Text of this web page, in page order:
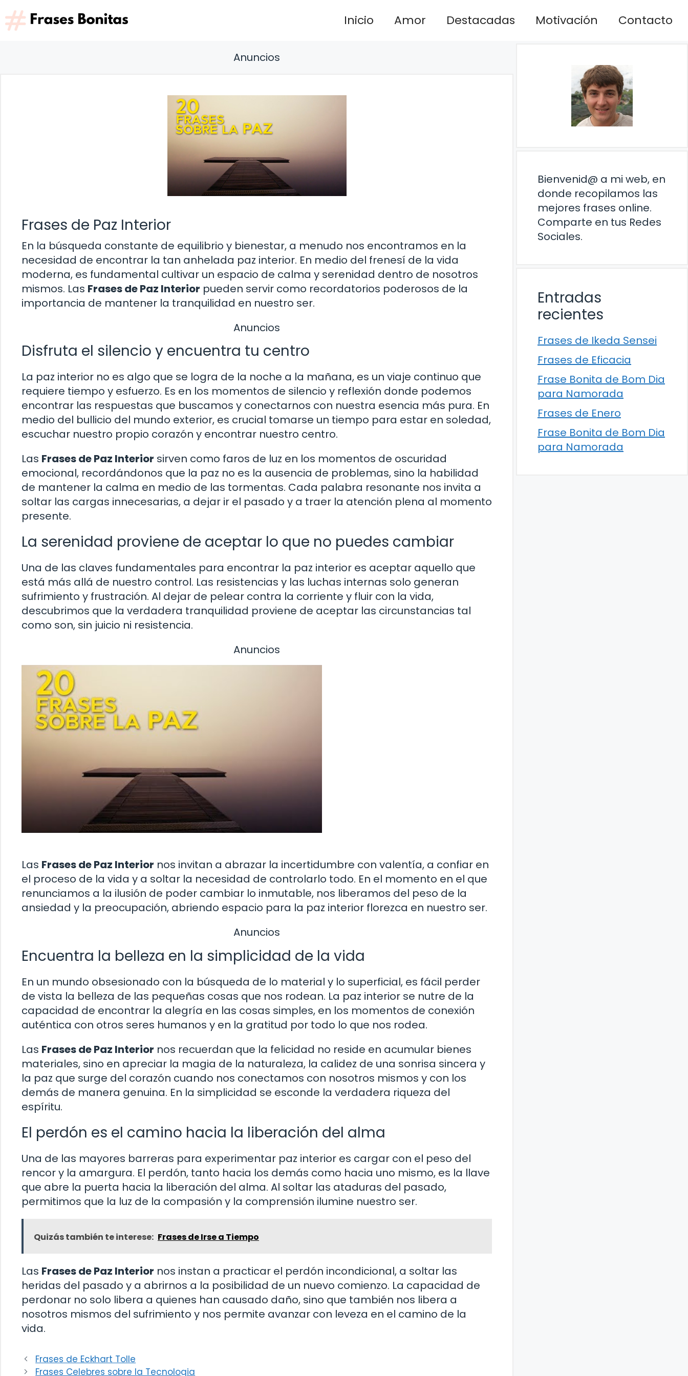
Saltar
al
contenido
Inicio Amor Destacadas Motivación Contacto
Anuncios
Frases de Paz Interior
En la búsqueda constante de equilibrio y bienestar, a menudo nos encontramos en la
necesidad de encontrar la tan anhelada paz interior. En medio del frenesí de la vida
moderna, es fundamental cultivar un espacio de calma y serenidad dentro de nosotros
mismos. Las Frases de Paz Interior pueden servir como recordatorios poderosos de la
importancia de mantener la tranquilidad en nuestro ser.
Anuncios
Disfruta el silencio y encuentra tu centro
La paz interior no es algo que se logra de la noche a la mañana, es un viaje continuo que
requiere tiempo y esfuerzo. Es en los momentos de silencio y reflexión donde podemos
encontrar las respuestas que buscamos y conectarnos con nuestra esencia más pura. En
medio del bullicio del mundo exterior, es crucial tomarse un tiempo para estar en soledad,
escuchar nuestro propio corazón y encontrar nuestro centro.
Las Frases de Paz Interior sirven como faros de luz en los momentos de oscuridad
emocional, recordándonos que la paz no es la ausencia de problemas, sino la habilidad
de mantener la calma en medio de las tormentas. Cada palabra resonante nos invita a
soltar las cargas innecesarias, a dejar ir el pasado y a traer la atención plena al momento
presente.
La serenidad proviene de aceptar lo que no puedes cambiar
Una de las claves fundamentales para encontrar la paz interior es aceptar aquello que
está más allá de nuestro control. Las resistencias y las luchas internas solo generan
sufrimiento y frustración. Al dejar de pelear contra la corriente y fluir con la vida,
descubrimos que la verdadera tranquilidad proviene de aceptar las circunstancias tal
como son, sin juicio ni resistencia.
Anuncios
Las Frases de Paz Interior nos invitan a abrazar la incertidumbre con valentía, a confiar en
el proceso de la vida y a soltar la necesidad de controlarlo todo. En el momento en el que
renunciamos a la ilusión de poder cambiar lo inmutable, nos liberamos del peso de la
ansiedad y la preocupación, abriendo espacio para la paz interior florezca en nuestro ser.
Anuncios
Encuentra la belleza en la simplicidad de la vida
En un mundo obsesionado con la búsqueda de lo material y lo superficial, es fácil perder
de vista la belleza de las pequeñas cosas que nos rodean. La paz interior se nutre de la
capacidad de encontrar la alegría en las cosas simples, en los momentos de conexión
auténtica con otros seres humanos y en la gratitud por todo lo que nos rodea.
Las Frases de Paz Interior nos recuerdan que la felicidad no reside en acumular bienes
materiales, sino en apreciar la magia de la naturaleza, la calidez de una sonrisa sincera y
la paz que surge del corazón cuando nos conectamos con nosotros mismos y con los
demás de manera genuina. En la simplicidad se esconde la verdadera riqueza del
espíritu.
El perdón es el camino hacia la liberación del alma
Una de las mayores barreras para experimentar paz interior es cargar con el peso del
rencor y la amargura. El perdón, tanto hacia los demás como hacia uno mismo, es la llave
que abre la puerta hacia la liberación del alma. Al soltar las ataduras del pasado,
permitimos que la luz de la compasión y la comprensión ilumine nuestro ser.
Quizás también te interese: Frases de Irse a Tiempo
Las Frases de Paz Interior nos instan a practicar el perdón incondicional, a soltar las
heridas del pasado y a abrirnos a la posibilidad de un nuevo comienzo. La capacidad de
perdonar no solo libera a quienes han causado daño, sino que también nos libera a
nosotros mismos del sufrimiento y nos permite avanzar con leveza en el camino de la
vida.
Frases de Eckhart Tolle
Frases Celebres sobre la Tecnologia
Bienvenid@ a mi web, en
donde recopilamos las
mejores frases online.
Comparte en tus Redes
Sociales.
Entradas
recientes
Frases de Ikeda Sensei
Frases de Eficacia
Frase Bonita de Bom Dia
para Namorada
Frases de Enero
Frase Bonita de Bom Dia
para Namorada